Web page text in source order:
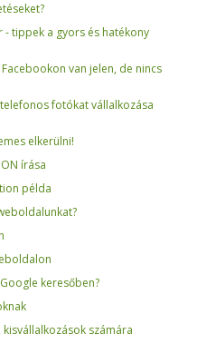
tippek a gyors és hatékony
van jelen, de nincs
fotókat vállalkozása
elkerülni!
írása
példa
keresőben?
számára